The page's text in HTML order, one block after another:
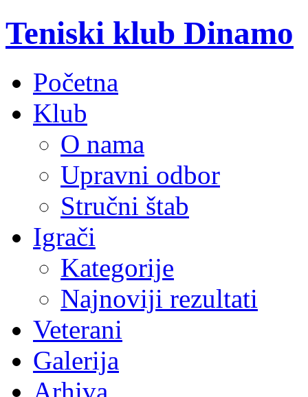
Teniski klub Dinamo
Početna
Klub
O nama
Upravni odbor
Stručni štab
Igrači
Kategorije
Najnoviji rezultati
Veterani
Galerija
Arhiva